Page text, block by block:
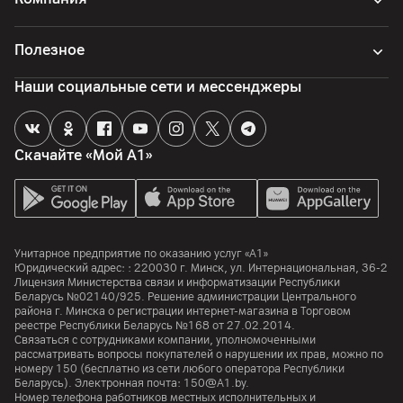
Автосъемка улыбки, зеркальное отражение, управление
жестами
Память
Объем встроенной памяти
512
ГБ
12ГБ
Процессор
Процессор
Snapdragon 8 Elite Gen 5
Количество ядер
Полезное
Скачайте «Мой А1»
Наши социальные сети и мессенджеры
Унитарное предприятие по оказанию услуг «А1»
Юридический адрес: : 220030 г. Минск, ул. Интернациональная, 36-2
Лицензия Министерства связи и информатизации Республики
Беларусь №02140/925. Решение администрации Центрального
района г. Минска о регистрации интернет-магазина в Торговом
реестре Республики Беларусь №168 от 27.02.2014.
Связаться с сотрудниками компании, уполномоченными
рассматривать вопросы покупателей о нарушении их прав, можно по
номеру 150 (бесплатно из сети любого оператора Республики
Беларусь). Электронная почта: 150@A1.by.
Номер телефона работников местных исполнительных и